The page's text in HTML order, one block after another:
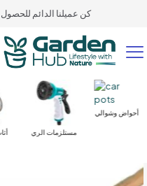
كن عميلنا الدائم
مستلزمات الري
أحواض وشوالي